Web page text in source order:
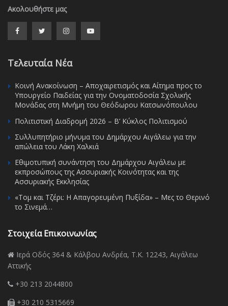
Ακολουθήστε μας
Τελευταία Νέα
Κοινή Ανακοίνωση – Αποχαιρετισμός και Αίτημα προς το
Υπουργείο Παιδείας για την Ονοματοδοσία Σχολικής
Μονάδας στη Μνήμη του Θεόδωρου Κατσωνόπουλου
Πολιτιστική Διαδρομή 2026 – Β’ Κύκλος Πολιτισμού
Συλλυπητήριο μήνυμα του Δημάρχου Αιγάλεω για την
απώλεια του Λάκη Χαλκιά
Εθιμοτυπική συνάντηση του Δημάρχου Αιγάλεω με
εκπροσώπους της Ασσυριακής Κοινότητας και της
Ασσυριακής Εκκλησίας
«Τομ και Τζέρι: Η Απαγορευμένη Πυξίδα» – Μες το Θερινό
το Σινεμά…
Στοιχεία Επικοινωνίας
Ιερά Οδός 364 & Κάλβου Ανδρέα, Τ.Κ. 12243, Αιγάλεω
Αττικής
+30 213 2044800
+30 210 5315669